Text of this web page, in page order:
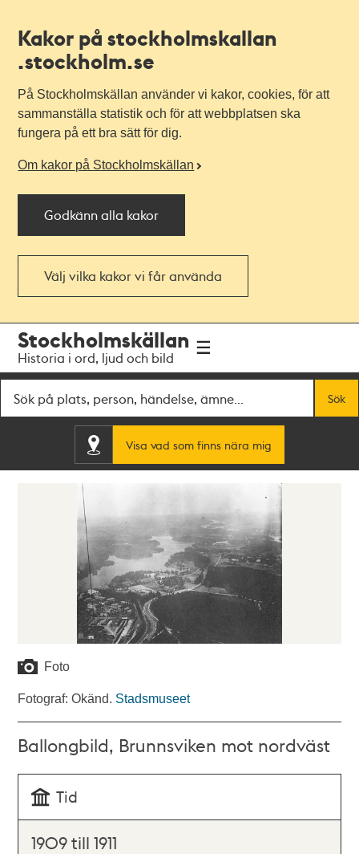
Kakor på stockholmskallan
.stockholm.se
På Stockholmskällan använder vi kakor, cookies, för att
sammanställa statistik och för att webbplatsen ska
fungera på ett bra sätt för dig.
Om kakor på Stockholmskällan
Godkänn alla kakor
Välj vilka kakor vi får använda
navigationen
huvudinnehållet
Stockholmskällan
Historia i ord, ljud och bild
Sök
Visa vad som finns nära mig
Foto
Fotograf: Okänd. Stadsmuseet
Ballongbild, Brunnsviken mot nordväst
Tid
1909 till 1911